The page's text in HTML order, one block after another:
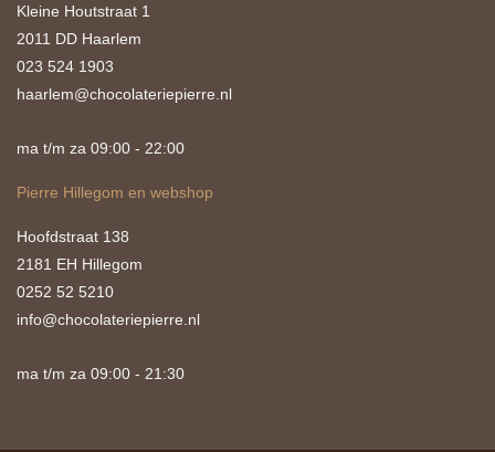
Kleine Houtstraat 1
2011 DD Haarlem
023 524 1903
haarlem@chocolateriepierre.nl
ma t/m za 09:00 - 22:00
Pierre Hillegom en webshop
Hoofdstraat 138
2181 EH Hillegom
0252 52 5210
info@chocolateriepierre.nl
ma t/m za 09:00 - 21:30